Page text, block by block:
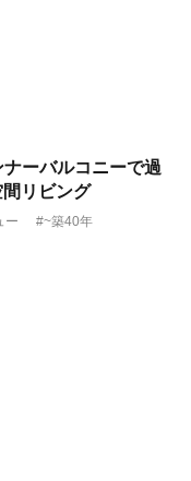
ーバルコニーで過
リビング
ー
#~築40年